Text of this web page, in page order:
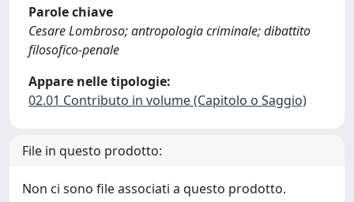
Parole chiave
Cesare Lombroso; antropologia criminale; dibattito
filosofico-penale
Appare nelle tipologie:
02.01 Contributo in volume (Capitolo o Saggio)
File in questo prodotto:
Non ci sono file associati a questo prodotto.